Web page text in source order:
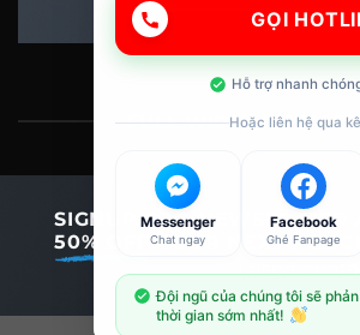
FULL WIDTH
SIGNUP FOR NEWSLETTER
50% OFF YOUR NEXT
GỌI
Hỗ trợ nhanh
Hoặc liên hệ qua
Messenger
Chat ngay
Facebook
Ghé Fanpage
Đội ngũ của chúng tôi sẽ
thời gian sớm nhất!